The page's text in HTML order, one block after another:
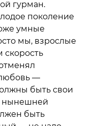
гурман.
поколение
умные
мы, взрослые
скорость
—
быть свои
нынешней
быть